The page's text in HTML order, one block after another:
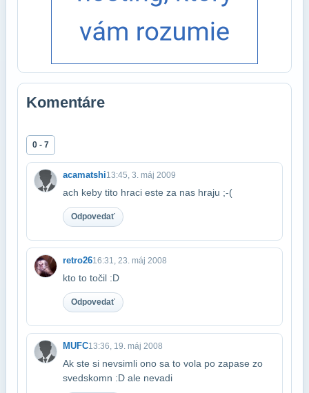
Komentáre
0 - 7
acamatshi13:45, 3. máj 2009
ach keby tito hraci este za nas hraju ;-(
Odpovedať
retro2616:31, 23. máj 2008
kto to točil :D
Odpovedať
MUFC13:36, 19. máj 2008
Ak ste si nevsimli ono sa to vola po zapase zo
svedskomn :D ale nevadi